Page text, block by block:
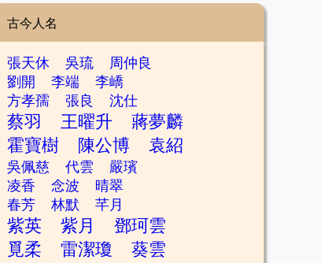
古今人名
張天休 吳琉
周仲良
劉開
李端
李嶠
方孝孺
張良 沈仕
蔡羽 王曜升
蔣夢麟
霍寶樹
陳公博 袁紹
吳佩慈 代雲
嚴璸
凌香
念波
晴翠
春芳
林默 芊月
紫英 紫月
鄧珂雲
覓柔
雷潔瓊 葵雲